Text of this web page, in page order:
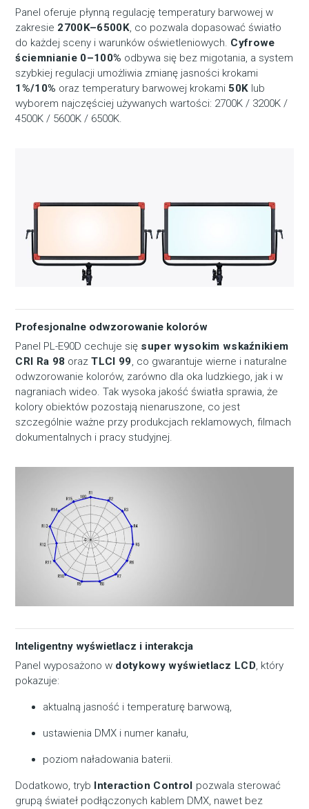
Panel oferuje płynną regulację temperatury barwowej w
zakresie 2700K–6500K, co pozwala dopasować światło
do każdej sceny i warunków oświetleniowych. Cyfrowe
ściemnianie 0–100% odbywa się bez migotania, a system
szybkiej regulacji umożliwia zmianę jasności krokami
1%/10% oraz temperatury barwowej krokami 50K lub
wyborem najczęściej używanych wartości: 2700K / 3200K /
4500K / 5600K / 6500K.
Profesjonalne odwzorowanie kolorów
Panel PL-E90D cechuje się super wysokim wskaźnikiem
CRI Ra 98 orazTLCI 99, co gwarantuje wierne i naturalne
odwzorowanie kolorów, zarówno dla oka ludzkiego, jak i w
nagraniach wideo. Tak wysoka jakość światła sprawia, że
kolory obiektów pozostają nienaruszone, co jest
szczególnie ważne przy produkcjach reklamowych, filmach
dokumentalnych i pracy studyjnej.
Inteligentny wyświetlacz i interakcja
Panel wyposażono w dotykowy wyświetlacz LCD, który
pokazuje:
aktualną jasność i temperaturę barwową,
ustawienia DMX i numer kanału,
poziom naładowania baterii.
Dodatkowo, tryb Interaction Control pozwala sterować
grupą świateł podłączonych kablem DMX, nawet bez